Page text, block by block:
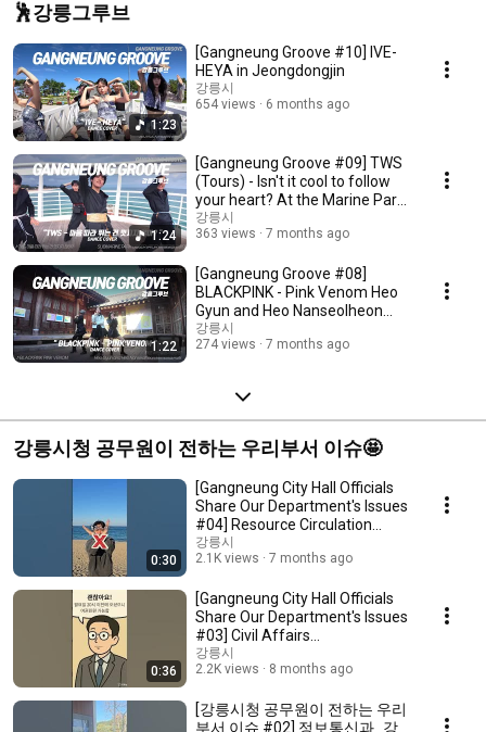
🕺강릉그루브
1:23
[Gangneung Groove #10] IVE-
HEYA in Jeongdongjin
강릉시
654 views
6 months ago
1:24
[Gangneung Groove #09] TWS
(Tours) - Isn't it cool to follow
your heart? At the Marine Park
Obser...
강릉시
363 views
7 months ago
1:22
[Gangneung Groove #08]
BLACKPINK - Pink Venom Heo
Gyun and Heo Nanseolheon
Memorial Park
강릉시
274 views
7 months ago
강릉시청 공무원이 전하는 우리부서 이슈🤩
0:30
[Gangneung City Hall Officials
Share Our Department's Issues
#04] Resource Circulation
Division_G...
강릉시
2.1K views
7 months ago
0:36
[Gangneung City Hall Officials
Share Our Department's Issues
#03] Civil Affairs
Division_Operatio...
강릉시
2.2K views
8 months ago
[강릉시청 공무원이 전하는 우리
부서 이슈 #02] 정보통신과_강